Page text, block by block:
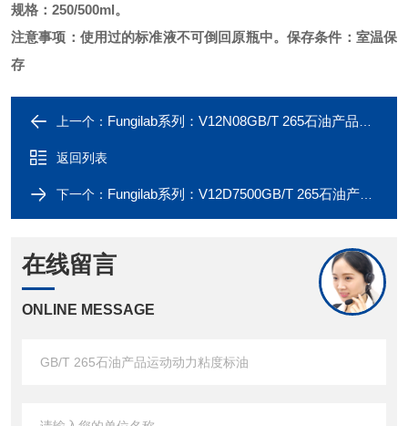
规格： 250/500ml。
注意事项：使用过的标准液不可倒回原瓶中。保存条件：室温保
存
上一个： Fungilab系列：V12N08GB/T 265石油产品运动动力粘度标油
返回列表
下一个： Fungilab系列：V12D7500GB/T 265石油产品运动动力粘度标油
在线留言
ONLINE MESSAGE